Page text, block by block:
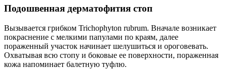
Подошвенная дерматофития стоп
Вызывается грибком Trichophyton rubrum. Вначале возникает
покраснение с мелкими папулами по краям, далее
пораженный участок начинает шелушиться и ороговевать.
Охватывая всю стопу и боковые ее поверхности, пораженная
кожа напоминает балетную туфлю.